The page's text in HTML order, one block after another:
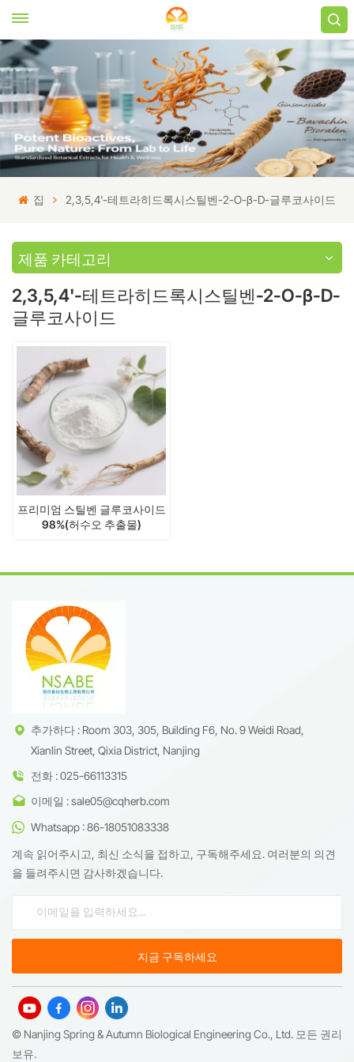
집 2,3,5,4'-테트라히드록시스틸벤-2-O-β-D-글루코사이드
제품 카테고리
2,3,5,4'-테트라히드록시스틸벤-2-O-β-D-
글루코사이드
프리미엄 스틸벤 글루코사이드
98%(허수오 추출물)
CAS 82373-94-2
추가하다 : Room 303, 305, Building F6, No. 9 Weidi Road,
Xianlin Street, Qixia District, Nanjing
전화 : 025-66113315
이메일 : sale05@cqherb.com
Whatsapp : 86-18051083338
계속 읽어주시고, 최신 소식을 접하고, 구독해주세요. 여러분의 의견
을 들려주시면 감사하겠습니다.
© Nanjing Spring & Autumn Biological Engineering Co., Ltd. 모든 권리
보유.